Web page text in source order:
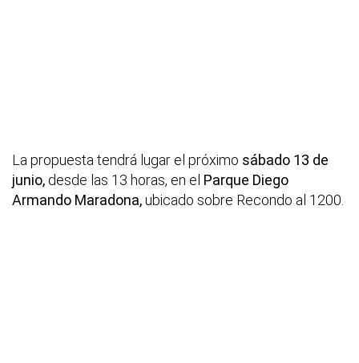
La propuesta tendrá lugar el próximo sábado 13 de
junio, desde las 13 horas, en el Parque Diego
Armando Maradona,ubicado sobre Recondo al 1200.